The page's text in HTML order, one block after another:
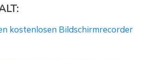
kostenlosen Bildschirmrecorder